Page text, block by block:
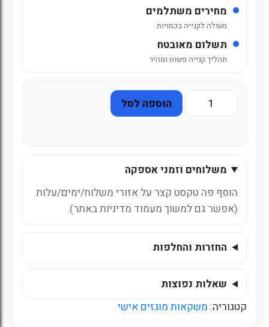
מחירים משתלמים
מעולה לקנייה בכמויות
תשלום מאובטח
תהליך קנייה פשוט ומהיר
ייבוא
מקביל
330
מ"ל
יח'
כשר
הוספה לסל
משלוחים וזמני אספקה
הוסף פה טקסט קצר על אזורי משלוח/ימים/עלות
(אפשר גם למשוך מעמוד מדיניות באתר).
החזרות והחלפות
שאלות נפוצות
קטגוריה: משקאות מוגזים אישי